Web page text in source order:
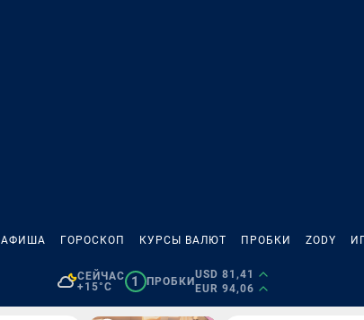
АФИША ГОРОСКОП КУРСЫ ВАЛЮТ ПРОБКИ ZODY
СЕЙЧАС
+15°C
1 ПРОБКИ
USD 81,41
EUR 94,06